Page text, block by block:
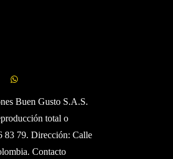
Buen Gusto S.A.S.
total o
83 79. Dirección: Calle
Contacto